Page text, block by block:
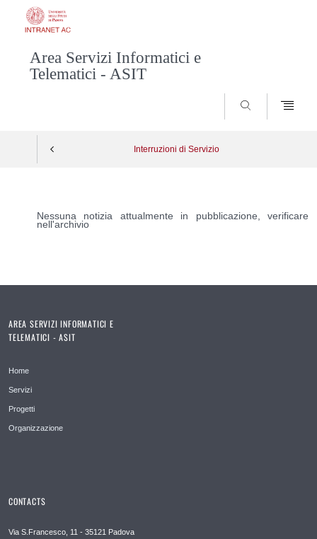
Area Servizi Informatici e
Telematici - ASIT
SEARCH
Interruzioni di Servizio
Nessuna notizia attualmente in pubblicazione, verificare
nell'archivio
AREA SERVIZI INFORMATICI E
TELEMATICI - ASIT
Home
Servizi
Progetti
Organizzazione
CONTACTS
Via S.Francesco, 11 - 35121 Padova